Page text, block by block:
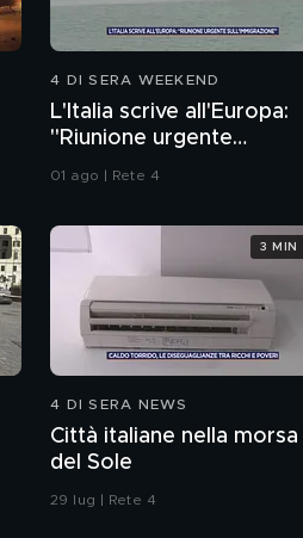
4 DI SERA WEEKEND
L'Italia scrive all'Europa:
"Riunione urgente
sull'immigrazione"
01 ago | Rete 4
4 DI SERA NEWS
Città italiane nella morsa
del Sole
29 lug | Rete 4
3 MIN